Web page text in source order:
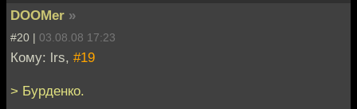
DOOMer »
#20 | 03.08.08 17:23
Кому: lrs, #19
> Бурденко.